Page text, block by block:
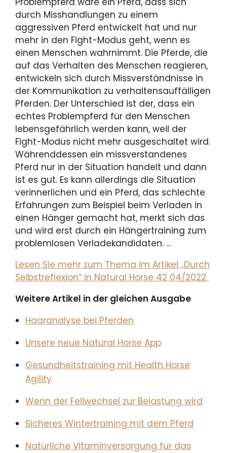
durch Misshandlungen zu einem
aggressiven Pferd entwickelt hat und nur
mehr in den Fight-Modus geht, wenn es
einen Menschen wahrnimmt. Die Pferde, die
auf das Verhalten des Menschen reagieren,
entwickeln sich durch Missverständnisse in
der Kommunikation zu verhaltensauffälligen
Pferden. Der Unterschied ist der, dass ein
echtes Problempferd für den Menschen
lebensgefährlich werden kann, weil der
Fight-Modus nicht mehr ausgeschaltet wird.
Währenddessen ein missverstandenes
Pferd nur in der Situation handelt und dann
ist es gut. Es kann allerdings die Situation
verinnerlichen und ein Pferd, das schlechte
Erfahrungen zum Beispiel beim Verladen in
einen Hänger gemacht hat, merkt sich das
und wird erst durch ein Hängertraining zum
problemlosen Verladekandidaten. …
Lesen Sie mehr zum Thema im Artikel „Durch
Selbstreflexion“ in Natural Horse 42 04/2022
Weitere Artikel in der gleichen Ausgabe
Haaranalyse bei Pferden
Unsere neue Natural Horse App
Gesundheitstraining mit Health Horse
Agility
Wenn der Fellwechsel zur Belastung wird
Sicheres Wintertraining mit dem Pferd
Natürliche Vitaminversorgung für das